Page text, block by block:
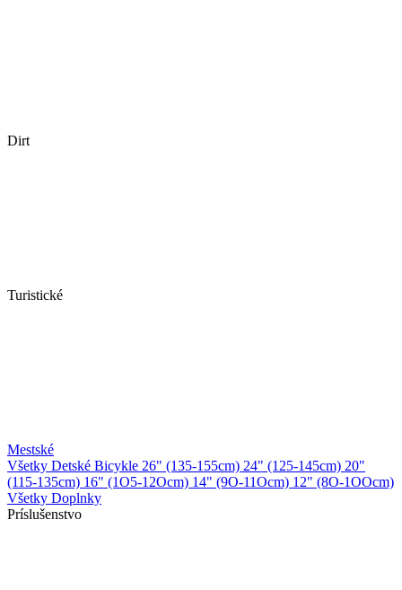
Dirt
Turistické
Mestské
Všetky Detské Bicykle 26" (135-155cm) 24" (125-145cm) 20"
(115-135cm) 16" (1O5-12Ocm) 14" (9O-11Ocm) 12" (8O-1OOcm)
Všetky Doplnky
Príslušenstvo